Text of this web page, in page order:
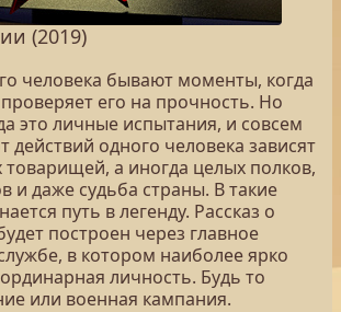
(2019)
человека бывают моменты, когда
его на прочность. Но
это личные испытания, и совсем
действий одного человека зависят
а иногда целых полков,
и даже судьба страны. В такие
путь в легенду. Рассказ о
построен через главное
в котором наиболее ярко
личность. Будь то
или военная кампания.